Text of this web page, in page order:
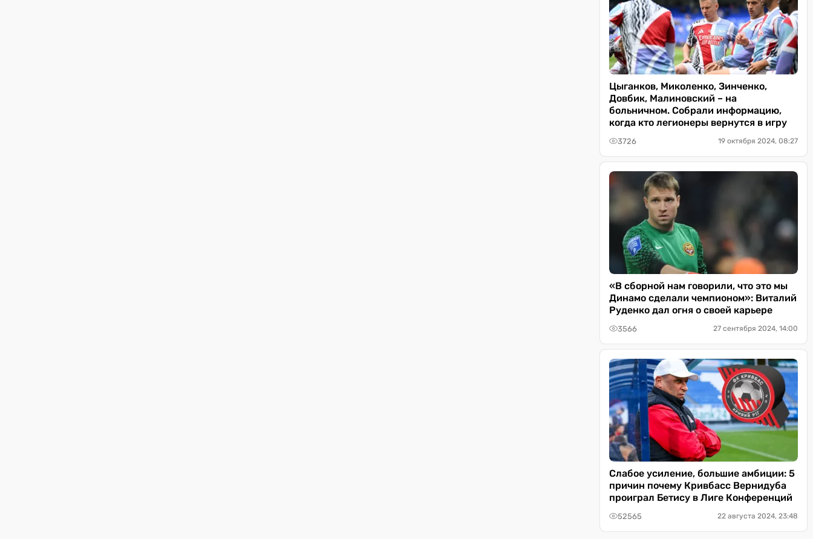
Цыганков, Миколенко, Зинченко,
Довбик, Малиновский – на
больничном. Собрали информацию,
когда кто легионеры вернутся в игру
3726 19 октября 2024, 08:27
«В сборной нам говорили, что это мы
Динамо сделали чемпионом»: Виталий
Руденко дал огня о своей карьере
3566 27 сентября 2024, 14:00
Слабое усиление, большие амбиции: 5
причин почему Кривбасс Вернидуба
проиграл Бетису в Лиге Конференций
52565 22 августа 2024, 23:48